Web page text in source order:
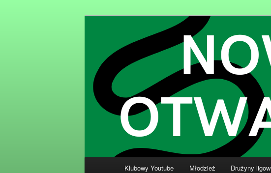
Klub Kręglarski
Klub Kręglarski Dziewiątka Wronki
Klubowy Youtube Młodzież Drużyny